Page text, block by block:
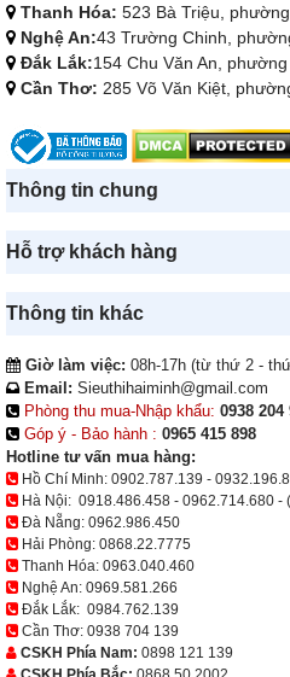
Thanh Hóa: 523 Bà Triệu,
Nghệ An:43 Trường Chinh,
Đắk Lắk:154 Chu Văn An, phường
Cần Thơ: 285 Võ Văn Kiệt,
Thông tin chung
Hỗ trợ khách hàng
Thông tin khác
Giờ làm việc: 08h-17h (từ thứ 2 -
Email: Sieuthihaiminh@gmail.com
Phòng thu mua-Nhập khẩu: 0938 204
Góp ý - Bảo hành : 0965 415 898
Hotline tư vấn mua hàng:
Hồ Chí Minh: 0902.787.139 -
Hà Nội: 0918.486.458 - 0962.714.680 -
Đà Nẵng: 0962.986.450
Hải Phòng: 0868.22.7775
Thanh Hóa: 0963.040.460
Nghệ An: 0969.581.266
Đắk Lắk: 0984.762.139
Cần Thơ: 0938 704 139
CSKH Phía Nam: 0898 121 139